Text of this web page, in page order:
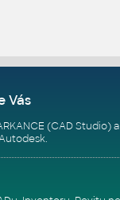
Vás
(CAD Studio)